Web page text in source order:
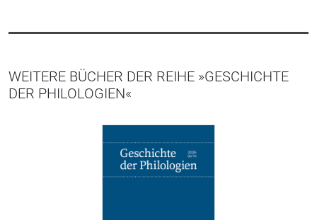
WEITERE BÜCHER DER REIHE »GESCHICHTE
DER PHILOLOGIEN«